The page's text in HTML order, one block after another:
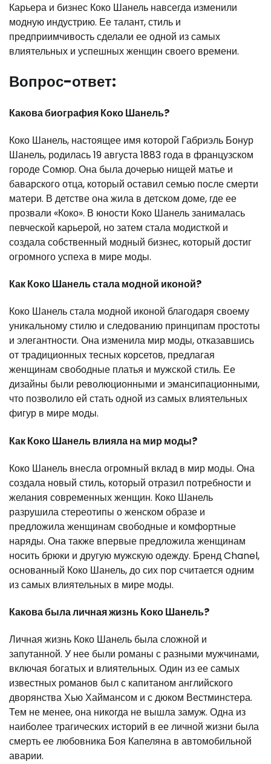
Карьера и бизнес Коко Шанель навсегда изменили
модную индустрию. Ее талант, стиль и
предприимчивость сделали ее одной из самых
влиятельных и успешных женщин своего времени.
Вопрос-ответ:
Какова биография Коко Шанель?
Коко Шанель, настоящее имя которой Габриэль Бонур
Шанель, родилась 19 августа 1883 года в французском
городе Сомюр. Она была дочерью нищей матье и
баварского отца, который оставил семью после смерти
матери. В детстве она жила в детском доме, где ее
прозвали «Коко». В юности Коко Шанель занималась
певческой карьерой, но затем стала модисткой и
создала собственный модный бизнес, который достиг
огромного успеха в мире моды.
Как Коко Шанель стала модной иконой?
Коко Шанель стала модной иконой благодаря своему
уникальному стилю и следованию принципам простоты
и элегантности. Она изменила мир моды, отказавшись
от традиционных тесных корсетов, предлагая
женщинам свободные платья и мужской стиль. Ее
дизайны были революционными и эмансипационными,
что позволило ей стать одной из самых влиятельных
фигур в мире моды.
Как Коко Шанель влияла на мир моды?
Коко Шанель внесла огромный вклад в мир моды. Она
создала новый стиль, который отразил потребности и
желания современных женщин. Коко Шанель
разрушила стереотипы о женском образе и
предложила женщинам свободные и комфортные
наряды. Она также впервые предложила женщинам
носить брюки и другую мужскую одежду. Бренд Chanel,
основанный Коко Шанель, до сих пор считается одним
из самых влиятельных в мире моды.
Какова была личная жизнь Коко Шанель?
Личная жизнь Коко Шанель была сложной и
запутанной. У нее были романы с разными мужчинами,
включая богатых и влиятельных. Один из ее самых
известных романов был с капитаном английского
дворянства Хью Хаймансом и с дюком Вестминстера.
Тем не менее, она никогда не вышла замуж. Одна из
наиболее трагических историй в ее личной жизни была
смерть ее любовника Боя Капеляна в автомобильной
аварии.